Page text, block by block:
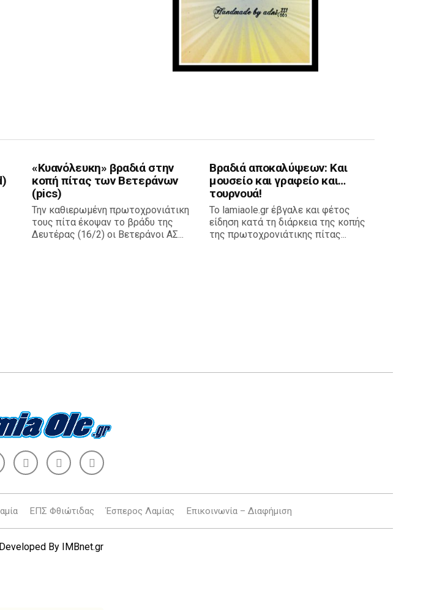
«Κυανόλευκη» βραδιά στην
κοπή πίτας των Βετεράνων
(pics)
Την καθιερωμένη πρωτοχρονιάτικη
τους πίτα έκοψαν το βράδυ της
Δευτέρας (16/2) οι Βετεράνοι ΑΣ...
Βραδιά αποκαλύψεων: Και
μουσείο και γραφείο και…
τουρνουά!
Το lamiaole.gr έβγαλε και φέτος
είδηση κατά τη διάρκεια της κοπής
της πρωτοχρονιάτικης πίτας...
ΕΠΣ Φθιώτιδας Έσπερος Λαμίας Επικοινωνία – Διαφήμιση
By IMBnet.gr